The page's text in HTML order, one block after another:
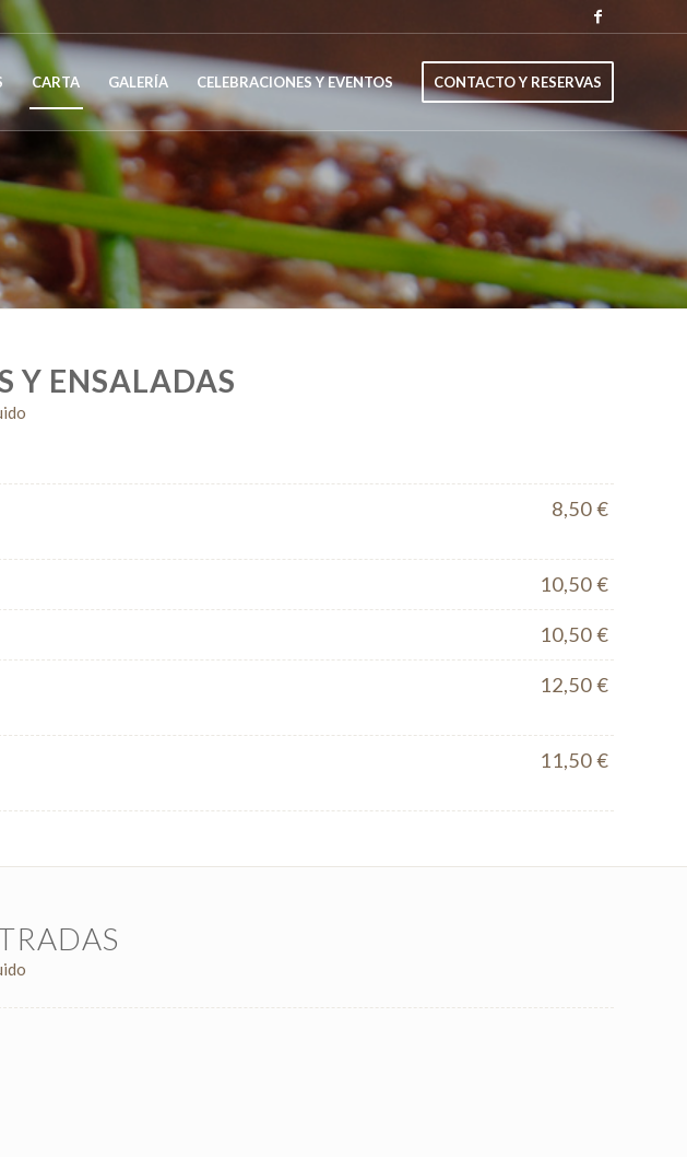
CARTA GALERÍA CELEBRACIONES Y EVENTOS CONTACTO Y RESERVAS
Y ENSALADAS
8,50 €
10,50 €
10,50 €
12,50 €
11,50 €